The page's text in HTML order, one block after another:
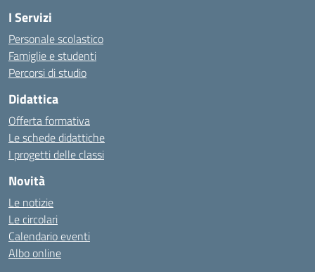
I Servizi
Personale scolastico
Famiglie e studenti
Percorsi di studio
Didattica
Offerta formativa
Le schede didattiche
I progetti delle classi
Novità
Le notizie
Le circolari
Calendario eventi
Albo online